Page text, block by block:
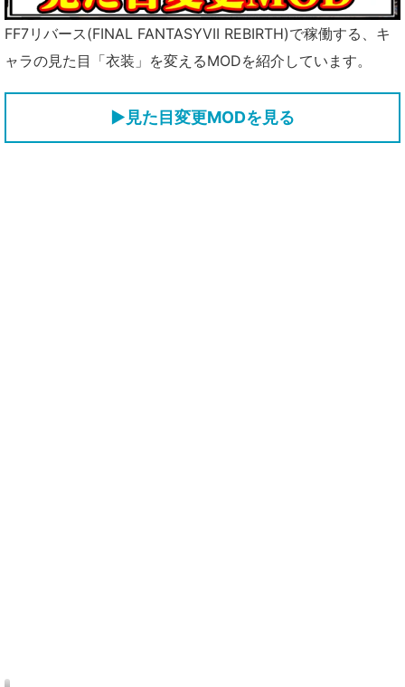
FF7リバース(FINAL FANTASYVII REBIRTH)で稼働する、キ
ャラの見た目「衣装」を変えるMODを紹介しています。
▶見た目変更MODを見る